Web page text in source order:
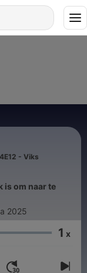
- Viks
is om naar te
2025
1 x